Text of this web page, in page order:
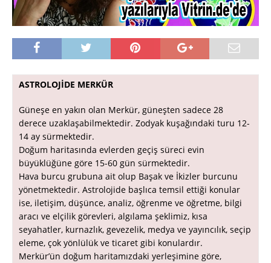
ASTROLOJİDE MERKÜR
Güneşe en yakın olan Merkür, güneşten sadece 28
derece uzaklaşabilmektedir. Zodyak kuşağındaki turu 12-
14 ay sürmektedir.
Doğum haritasında evlerden geçiş süreci evin
büyüklüğüne göre 15-60 gün sürmektedir.
Hava burcu grubuna ait olup Başak ve İkizler burcunu
yönetmektedir. Astrolojide başlıca temsil ettiği konular
ise, iletişim, düşünce, analiz, öğrenme ve öğretme, bilgi
aracı ve elçilik görevleri, algılama şeklimiz, kısa
seyahatler, kurnazlık, gevezelik, medya ve yayıncılık, seçip
eleme, çok yönlülük ve ticaret gibi konulardır.
Merkür’ün doğum haritamızdaki yerleşimine göre,